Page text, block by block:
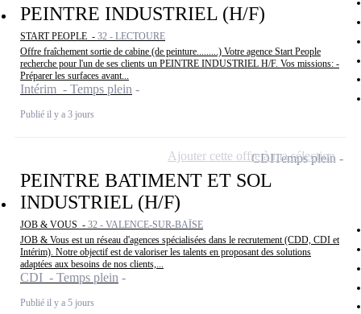
PEINTRE INDUSTRIEL (H/F)
START PEOPLE - 32 - LECTOURE
Offre fraîchement sortie de cabine (de peinture.........) Votre agence Start People
recherche pour l'un de ses clients un PEINTRE INDUSTRIEL H/F. Vos missions: -
Préparer les surfaces avant...
Intérim - Temps plein
Publié il y a 3 jours
PEINTRE BATIMENT ET SOL
INDUSTRIEL (H/F)
JOB & VOUS - 32 - VALENCE-SUR-BAÏSE
JOB & Vous est un réseau d'agences spécialisées dans le recrutement (CDD, CDI et
Intérim). Notre objectif est de valoriser les talents en proposant des solutions
adaptées aux besoins de nos clients,...
CDI - Temps plein
Publié il y a 5 jours
CDITemps plein
Ajouter cette offre à ma sélection